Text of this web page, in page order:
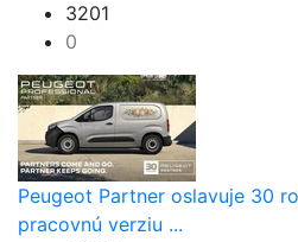
3201
0
Peugeot Partner oslavuje 30
pracovnú verziu ...